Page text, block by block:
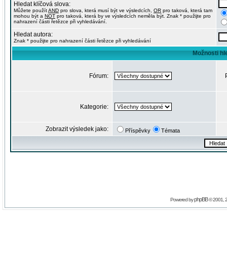
Hledat klíčová slova:
Můžete použítAND pro slova, která musí být ve výsledcích, OR pro taková, která tam
mohou být a NOT pro taková, která by ve výsledcích neměla být. Znak * použijte pro
nahrazení části řetězce při vyhledávání.
Hledat autora:
Znak * použijte pro nahrazení části řetězce při vyhledávání
Možnosti
Fórum:
Kategorie:
Zobrazit výsledek jako: Příspěvky Témata
Powered byphpBB© 2001,